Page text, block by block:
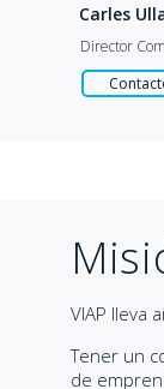
Joan
Dep. de
VIAP lleva
Tener un
de